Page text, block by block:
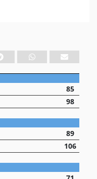
85
98
89
106